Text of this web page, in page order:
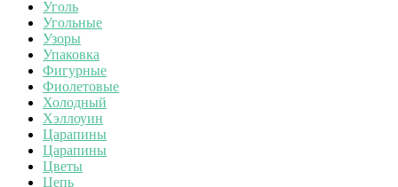
Уголь
Угольные
Узоры
Упаковка
Фигурные
Фиолетовые
Холодный
Хэллоуин
Царапины
Царапины
Цветы
Цепь